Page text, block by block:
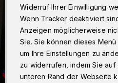
Widerruf Ihrer Einwilligung
Wenn Tracker deaktiviert
Anzeigen möglicherweise
Sie. Sie können dieses
um Ihre Einstellungen zu
zu widerrufen, indem Sie auf
unteren Rand der Webseite